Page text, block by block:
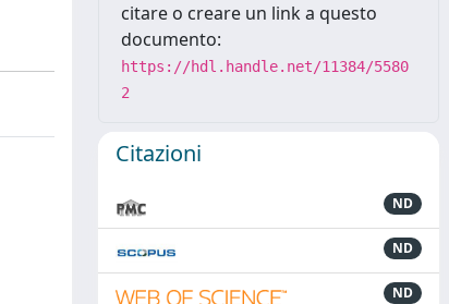
citare o creare un link a questo
documento:
https://hdl.handle.net/11384/5580
2
Citazioni
ND
ND
ND